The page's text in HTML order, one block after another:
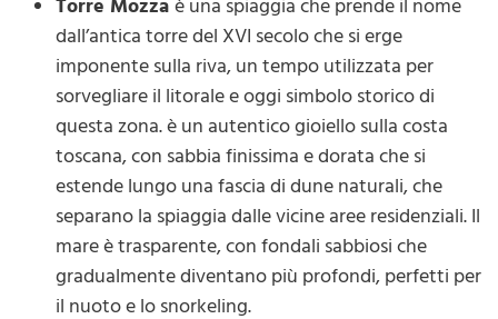
Torre Mozza è una spiaggia che prende il nome
dall’antica torre del XVI secolo che si erge
imponente sulla riva, un tempo utilizzata per
sorvegliare il litorale e oggi simbolo storico di
questa zona. è un autentico gioiello sulla costa
toscana, con sabbia finissima e dorata che si
estende lungo una fascia di dune naturali, che
separano la spiaggia dalle vicine aree residenziali. Il
mare è trasparente, con fondali sabbiosi che
gradualmente diventano più profondi, perfetti per
il nuoto e lo snorkeling.